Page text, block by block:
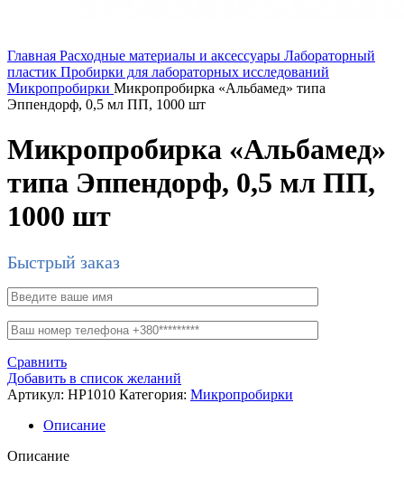
Главная Расходные материалы и аксессуары Лабораторный
пластик Пробирки для лабораторных исследований
Микропробирки Микропробирка «Альбамед» типа
Эппендорф, 0,5 мл ПП, 1000 шт
Микропробирка «Альбамед»
типа Эппендорф, 0,5 мл ПП,
1000 шт
Быстрый заказ
Сравнить
Добавить в список желаний
Артикул: HP1010 Категория: Микропробирки
Описание
Описание